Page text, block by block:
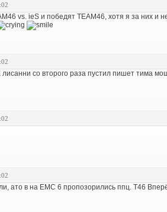
vs. ieS и победят TEAM46, хотя я за них
со второго раза пустил пишет тима
ато в на ЕМС 6 пропозорились ппц. Т46